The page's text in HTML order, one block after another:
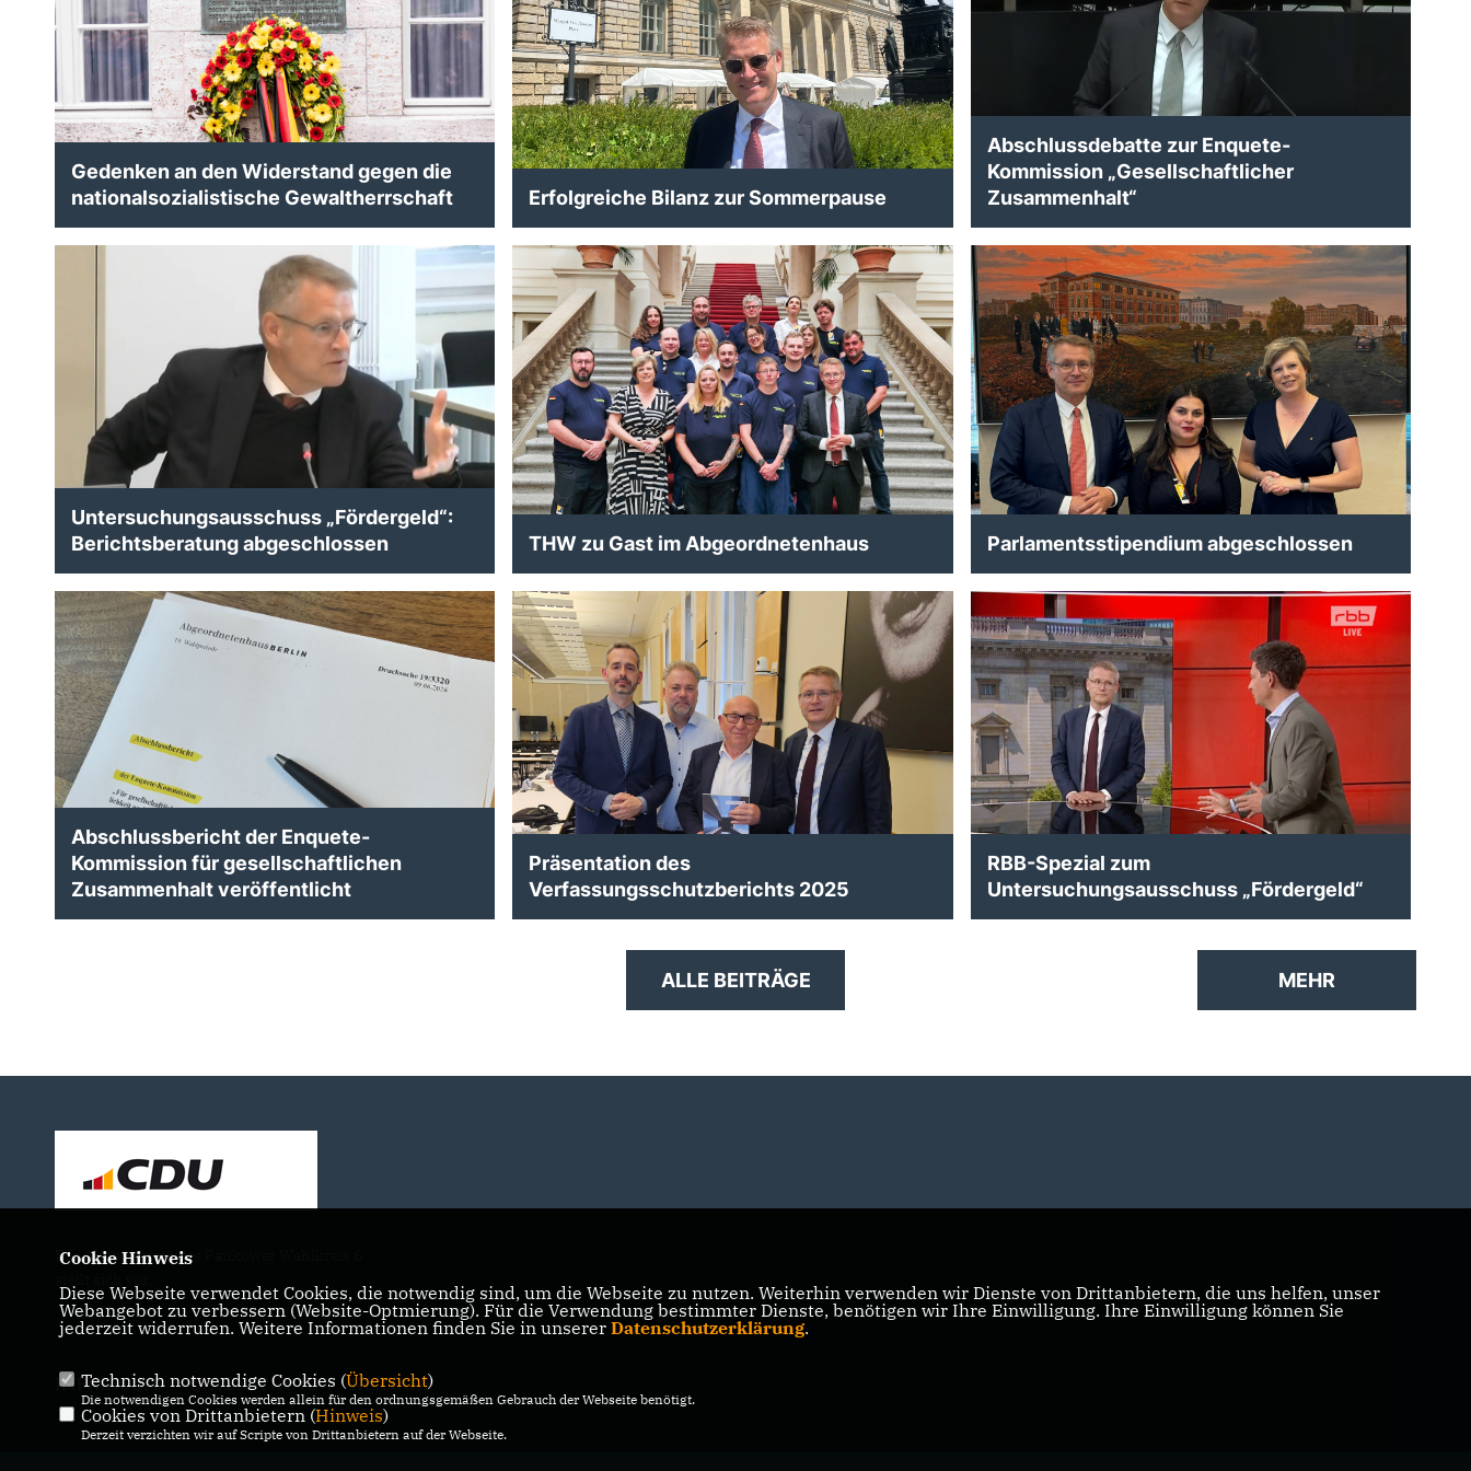
Gedenken an den Widerstand gegen die
nationalsozialistische Gewaltherrschaft
Erfolgreiche Bilanz zur Sommerpause
Abschlussdebatte zur Enquete-
Kommission „Gesellschaftlicher
Zusammenhalt“
Untersuchungsausschuss „Fördergeld“:
Berichtsberatung abgeschlossen
THW zu Gast im Abgeordnetenhaus Parlamentsstipendium abgeschlossen
Abschlussbericht der Enquete-
Kommission für gesellschaftlichen
Zusammenhalt veröffentlicht
Präsentation des
Verfassungsschutzberichts 2025
RBB-Spezial zum
Untersuchungsausschuss „Fördergeld“
ALLE BEITRÄGE MEHR
Der Abgeordnete des Pankower Wahlkreis 6
IMPRESSUM DATENSCHUTZ KONTAKT
Cookie Hinweis
Diese Webseite verwendet Cookies, die notwendig sind, um die Webseite zu nutzen. Weiterhin verwenden wir Dienste von Drittanbietern, die uns helfen, unser
Webangebot zu verbessern (Website-Optmierung). Für die Verwendung bestimmter Dienste, benötigen wir Ihre Einwilligung. Ihre Einwilligung können Sie
jederzeit widerrufen. Weitere Informationen finden Sie in unserer Datenschutzerklärung.
Technisch notwendige Cookies (Übersicht)
Die notwendigen Cookies werden allein für den ordnungsgemäßen Gebrauch der Webseite benötigt.
Cookies von Drittanbietern (Hinweis)
Derzeit verzichten wir auf Scripte von Drittanbietern auf der Webseite.